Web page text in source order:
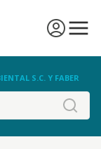
S.C. Y FABER